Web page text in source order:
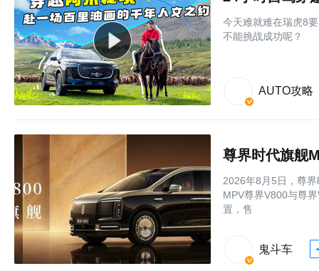
今天难就难在瑞虎8
不能挑战成功呢？
AUTO攻略
尊界时代旗舰
2026年8月5日，尊
MPV尊界V800与尊
置，售
鬼斗车